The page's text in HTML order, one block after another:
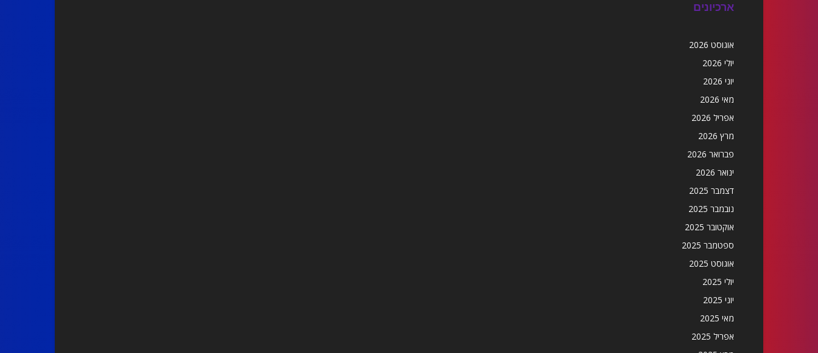
ארכיונים
אוגוסט 2026
יולי 2026
יוני 2026
מאי 2026
אפריל 2026
מרץ 2026
פברואר 2026
ינואר 2026
דצמבר 2025
נובמבר 2025
אוקטובר 2025
ספטמבר 2025
אוגוסט 2025
יולי 2025
יוני 2025
מאי 2025
אפריל 2025